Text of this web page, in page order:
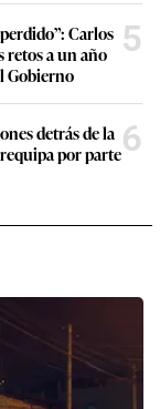
Carlos
retos a un año
Gobierno
5
detrás de la
por parte6